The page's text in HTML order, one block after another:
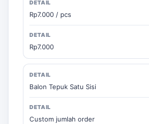
Rp7.000 / pcs
Rp7.000
Balon Tepuk Satu Sisi
Custom jumlah order